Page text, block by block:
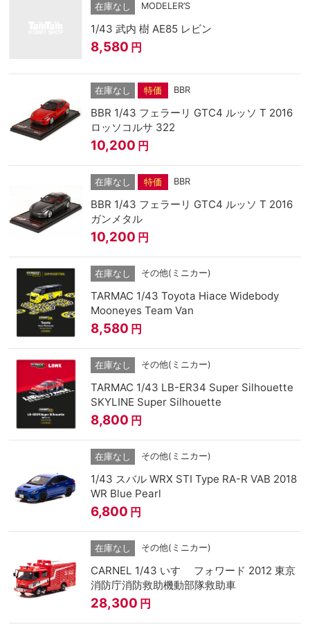
在庫なし MODELER’S
1/43 武内 樹 AE85 レビン
8,580 円
在庫なし 特価 BBR
BBR 1/43 フェラーリ GTC4 ルッソ T 2016
ロッソコルサ 322
10,200 円
在庫なし 特価 BBR
BBR 1/43 フェラーリ GTC4 ルッソ T 2016
ガンメタル
10,200 円
在庫なし その他(ミニカー)
TARMAC 1/43 Toyota Hiace Widebody
Mooneyes Team Van
8,580 円
在庫なし その他(ミニカー)
TARMAC 1/43 LB-ER34 Super Silhouette
SKYLINE Super Silhouette
8,800 円
在庫なし その他(ミニカー)
1/43 スバル WRX STI Type RA-R VAB 2018
WR Blue Pearl
6,800 円
在庫なし その他(ミニカー)
CARNEL 1/43 いすゞ フォワード 2012 東京
消防庁消防救助機動部隊救助車
28,300 円